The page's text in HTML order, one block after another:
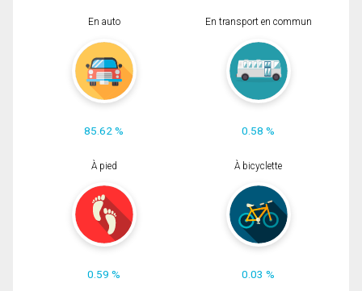
En auto
85.62 %
En transport en commun
0.58 %
À pied
0.59 %
À bicyclette
0.03 %